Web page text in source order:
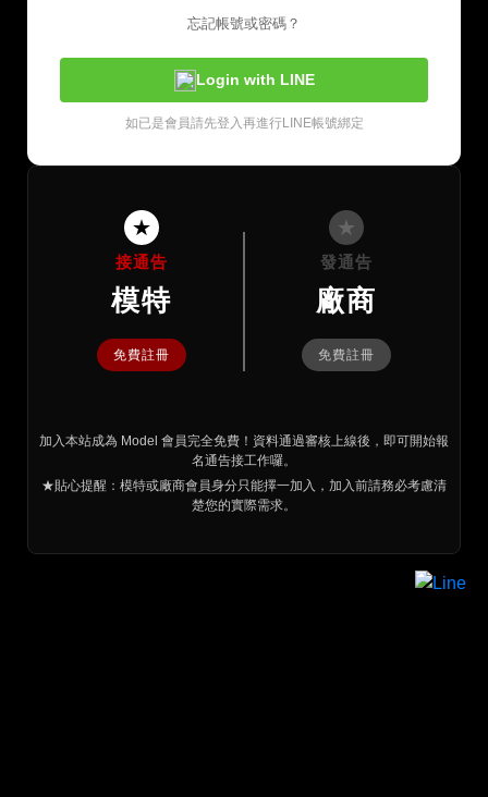
忘記帳號或密碼？
Login with LINE
如已是會員請先登入再進行LINE帳號綁定
★
接通告
模特
免費註冊
★
發通告
廠商
免費註冊
加入本站成為 Model 會員完全免費！資料通過審核上線後，即可開始報
名通告接工作囉。
★貼心提醒：模特或廠商會員身分只能擇一加入，加入前請務必考慮清
楚您的實際需求。